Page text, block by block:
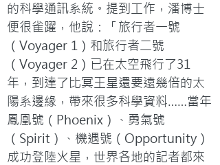
的科學通訊系統。提到工作，潘博士
便很雀躍，他說：「旅行者一號
（Voyager 1）和旅行者二號
（Voyager 2）已在太空飛行了31
年，到達了比冥王星還要遠幾倍的太
陽系邊緣，帶來很多科學資料……當年
鳳凰號（Phoenix）、勇氣號
（Spirit）、機遇號（Opportunity）
成功登陸火星，世界各地的記者都來